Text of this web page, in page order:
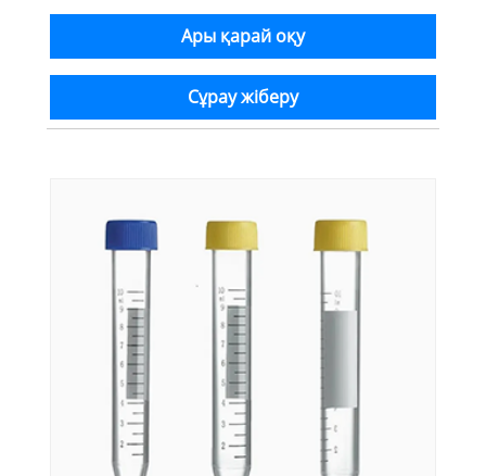
Ары қарай оқу
Сұрау жіберу